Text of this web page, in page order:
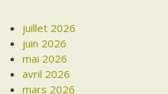
juillet 2026
juin 2026
mai 2026
avril 2026
mars 2026